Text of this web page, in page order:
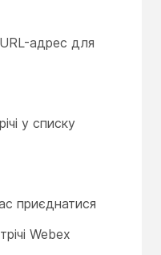
URL-адрес для
у списку
приєднатися
Webex